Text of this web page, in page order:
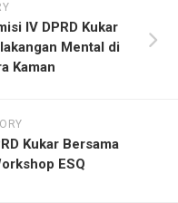
IV DPRD Kukar
Mental di
Kaman
Kukar Bersama
ESQ